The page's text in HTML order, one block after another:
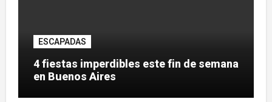
ESCAPADAS
4 fiestas imperdibles este fin de semana
en Buenos Aires